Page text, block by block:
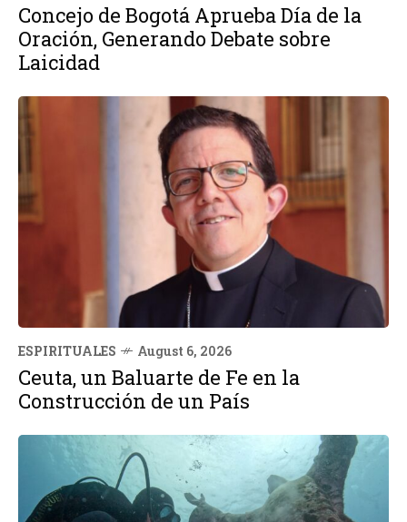
Concejo de Bogotá Aprueba Día de la
Oración, Generando Debate sobre
Laicidad
ESPIRITUALES August 6, 2026
Ceuta, un Baluarte de Fe en la
Construcción de un País